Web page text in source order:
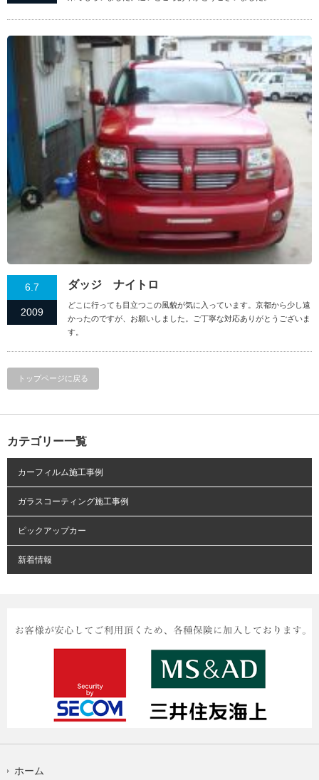
6.7
2009
ダッジ ナイトロ
どこに行っても目立つこの風貌が気に入っています。京都から少し遠
かったのですが、お願いしました。ご丁寧な対応ありがとうございま
す。
トップページに戻る
カテゴリー一覧
カーフィルム施工事例
ガラスコーティング施工事例
ピックアップカー
新着情報
ホーム